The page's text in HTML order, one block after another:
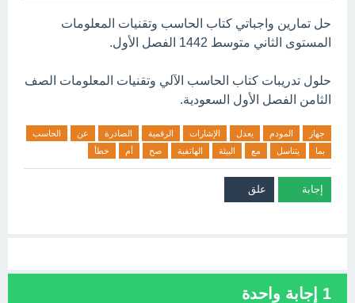
حل تمارين واجباتي كتاب الحاسب وتقنيات المعلومات
المستوى الثاني متوسط 1442 الفصل الأول.
حلول تدريبات كتاب الحاسب الآلي وتقنيات المعلومات الصف
الثامن الفصل الأول السعودية.
جهاز المودم يعدل الإشارات الرقمية الصادرة عن
الحاسب
بما
يتناسل مع البيئة الهاتفية صح أم خطأ
1 إجابة واحدة